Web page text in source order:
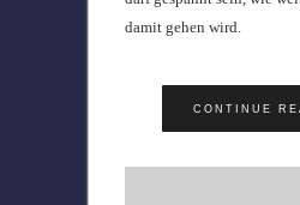
damit gehen wird.
CONTINUE